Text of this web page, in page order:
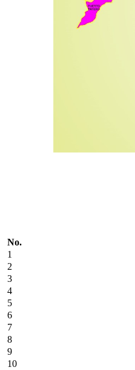
No.
1
2
3
4
5
6
7
8
9
10